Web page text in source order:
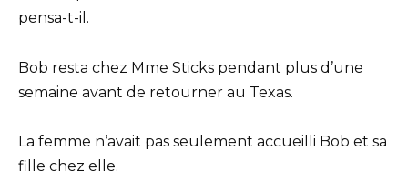
pensa-t-il.
Bob resta chez Mme Sticks pendant plus d’une
semaine avant de retourner au Texas.
La femme n’avait pas seulement accueilli Bob et sa
fille chez elle.